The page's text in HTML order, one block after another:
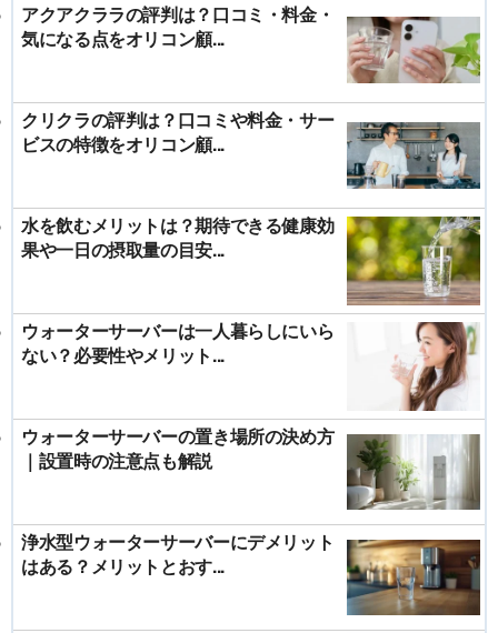
アクアクララの評判は？口コミ・料金・
気になる点をオリコン顧...
クリクラの評判は？口コミや料金・サー
ビスの特徴をオリコン顧...
水を飲むメリットは？期待できる健康効
果や一日の摂取量の目安...
ウォーターサーバーは一人暮らしにいら
ない？必要性やメリット...
ウォーターサーバーの置き場所の決め方
｜設置時の注意点も解説
浄水型ウォーターサーバーにデメリット
はある？メリットとおす...